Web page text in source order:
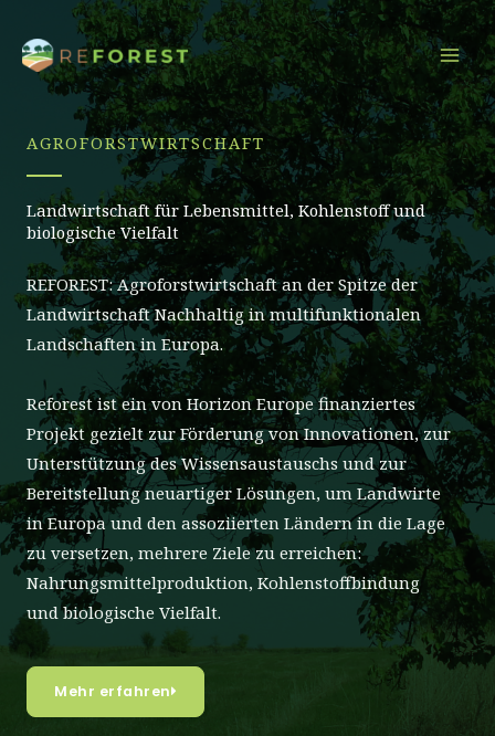
Inhalt
springen
AGROFORSTWIRTSCHAFT
Landwirtschaft für Lebensmittel, Kohlenstoff und
biologische Vielfalt
REFOREST: Agroforstwirtschaft an der Spitze der
LandwirtschaftNachhaltigin multifunktionalen
Landschaften in Europa.
Reforest ist ein von Horizon Europe finanziertes
Projektgezieltzur Förderung von Innovationen, zur
Unterstützung des Wissensaustauschs und zur
Bereitstellung neuartiger Lösungen, um Landwirte
in Europa und den assoziierten Ländern in die Lage
zu versetzen, mehrere Ziele zu erreichen:
Nahrungsmittelproduktion, Kohlenstoffbindung
und biologische Vielfalt.
Mehr erfahren